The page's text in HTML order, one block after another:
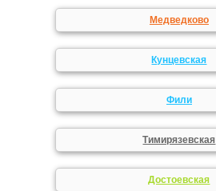
Медведково
Кунцевская
Фили
Тимирязевская
Достоевская